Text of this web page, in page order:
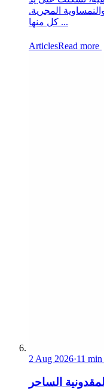
المجرية.
كل منها ...
ArticlesRead more
2 Aug 2026·11 min
الساحر